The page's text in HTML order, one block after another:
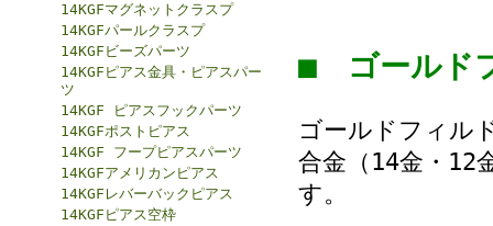
14KGFマグネットクラスプ
14KGFパールクラスプ
14KGFビーズパーツ
14KGFピアス金具・ピアスパー
ツ
14KGF ピアスフックパーツ
14KGFポストピアス
14KGF フープピアスパーツ
14KGFアメリカンピアス
14KGFレバーバックピアス
14KGFピアス空枠
■ ゴールド
ゴールドフィ
合金（14金・12
す。